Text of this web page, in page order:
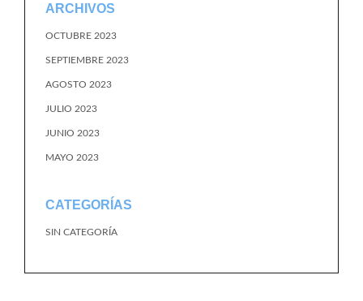
ARCHIVOS
OCTUBRE 2023
SEPTIEMBRE 2023
AGOSTO 2023
JULIO 2023
JUNIO 2023
MAYO 2023
CATEGORÍAS
SIN CATEGORÍA